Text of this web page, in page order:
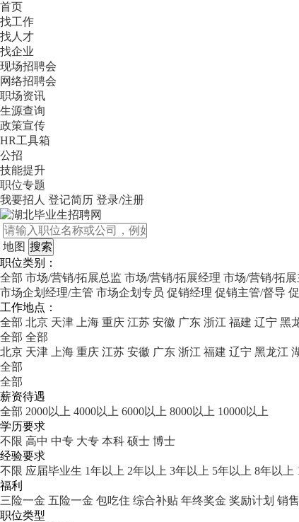
首页
找工作
找人才
找企业
现场招聘会
网络招聘会
职场资讯
生源查询
政策宣传
HR工具箱
公招
技能提升
职位专题
我要招人 登记简历 登录/注册
地图
职位类别：
全部 市场/营销/拓展总监 市场/营销/拓展经理 市场/营销/拓展
市场企划经理/主管 市场企划专员 促销经理 促销主管/督导
工作地点：
全部 北京 天津 上海 重庆 江苏 安徽 广东 浙江 福建 辽宁 黑
全部 全部
北京 天津 上海 重庆 江苏 安徽 广东 浙江 福建 辽宁 黑龙江
全部
全部
薪资待遇
全部 2000以上 4000以上 6000以上 8000以上 10000以上
学历要求
不限 高中 中专 大专 本科 硕士 博士
经验要求
不限 应届毕业生 1年以上 2年以上 3年以上 5年以上 8年以上
福利
三险一金 五险一金 包吃住 综合补贴 年终奖金 奖励计划 销
职位类型